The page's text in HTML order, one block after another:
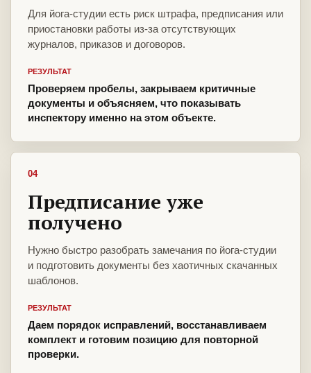
Для йога-студии есть риск штрафа, предписания или
приостановки работы из-за отсутствующих
журналов, приказов и договоров.
РЕЗУЛЬТАТ
Проверяем пробелы, закрываем критичные
документы и объясняем, что показывать
инспектору именно на этом объекте.
04
Предписание уже
получено
Нужно быстро разобрать замечания по йога-студии
и подготовить документы без хаотичных скачанных
шаблонов.
РЕЗУЛЬТАТ
Даем порядок исправлений, восстанавливаем
комплект и готовим позицию для повторной
проверки.